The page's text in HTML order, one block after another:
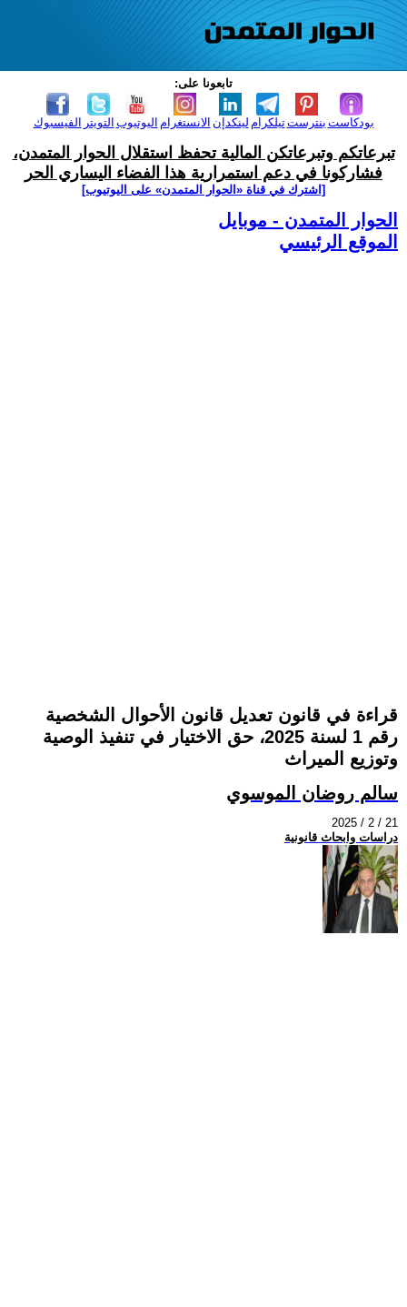
تابعونا على:
الفيسبوك التويتر اليوتيوب الانستغرام لينكدإن تيلكرامبنترست بودكاست
تبرعاتكم وتبرعاتكن المالية تحفظ استقلال الحوار المتمدن،
فشاركونا في دعم استمرارية هذا الفضاء اليساري الحر
[اشترك في قناة ‫«الحوار المتمدن» على اليوتيوب]
الحوار المتمدن - موبايل
الموقع الرئيسي
قراءة في قانون تعديل قانون الأحوال الشخصية
رقم 1 لسنة 2025، حق الاختيار في تنفيذ الوصية
وتوزيع الميراث
سالم روضان الموسوي
2025 / 2 / 21
دراسات وابحاث قانونية